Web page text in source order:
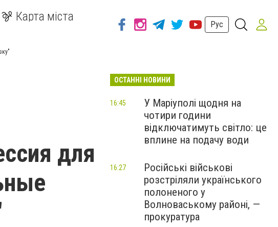
Карта міста
Рус
для
ОСТАННІ НОВИНИ
У Маріуполі щодня на
чотири години
відключатимуть світло: це
вплине на подачу води
16:45
Російські військові
розстріляли українського
полоненого у
Волноваському районі, —
прокуратура
16:27